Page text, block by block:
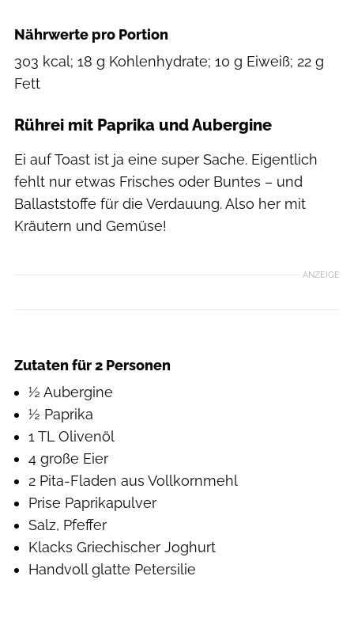
Nährwerte pro Portion
303 kcal; 18 g Kohlenhydrate; 10 g Eiweiß; 22 g
Fett
Rührei mit Paprika und Aubergine
Ei auf Toast ist ja eine super Sache. Eigentlich
fehlt nur etwas Frisches oder Buntes – und
Ballaststoffe für die Verdauung. Also her mit
Kräutern und Gemüse!
ANZEIGE
Zutaten für 2 Personen
½ Aubergine
½ Paprika
1 TL Olivenöl
4 große Eier
2 Pita-Fladen aus Vollkornmehl
Prise Paprikapulver
Salz, Pfeffer
Klacks Griechischer Joghurt
Handvoll glatte Petersilie